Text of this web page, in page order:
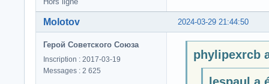
2024-03-29 21:44:50
Molotov
Герой Советского Союза
Inscription : 2017-03-19
Messages : 2 625
phylipexrcb